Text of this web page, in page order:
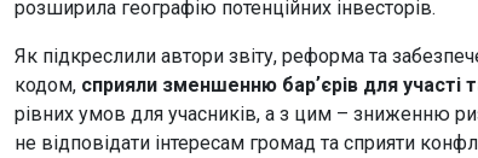
розширила географію потенційних інвесторів.
Як підкреслили автори звіту, реформа та
кодом, сприяли зменшенню барʼєрів для участі
рівних умов для учасників, а з цим – зниженню
не відповідати інтересам громад та сприяти